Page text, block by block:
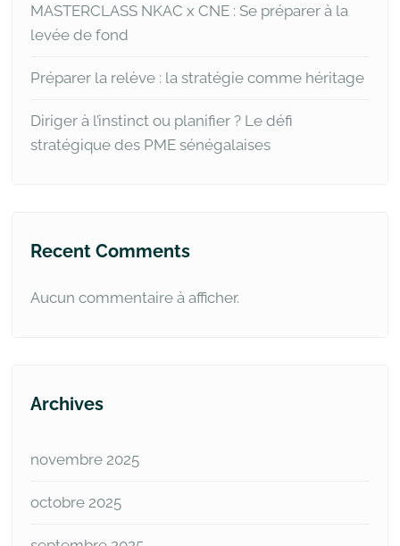
MASTERCLASS NKAC x CNE : Se préparer à la
levée de fond
Préparer la relève : la stratégie comme héritage
Diriger à l’instinct ou planifier ? Le défi
stratégique des PME sénégalaises
Recent Comments
Aucun commentaire à afficher.
Archives
novembre 2025
octobre 2025